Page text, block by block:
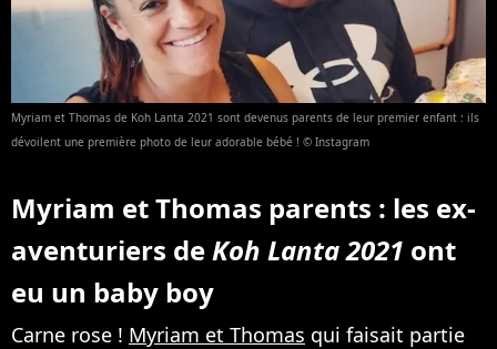
Myriam et Thomas de Koh Lanta 2021 sont devenus parents de leur premier enfant : ils
dévoilent une première photo de leur adorable bébé ! © Instagram
Myriam et Thomas parents : les ex-
aventuriers deKoh Lanta 2021 ont
eu un baby boy
Carne rose ! Myriam et Thomas qui faisait partie